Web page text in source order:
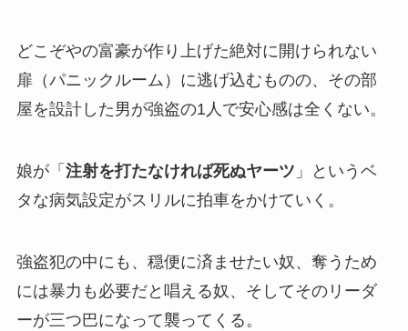
どこぞやの富豪が作り上げた絶対に開けられない
扉（パニックルーム）に逃げ込むものの、その部
屋を設計した男が強盗の1人で安心感は全くない。
娘が「 注射を打たなければ死ぬヤーツ 」というベ
タな病気設定がスリルに拍車をかけていく。
強盗犯の中にも、穏便に済ませたい奴、奪うため
には暴力も必要だと唱える奴、そしてそのリーダ
ーが三つ巴になって襲ってくる。